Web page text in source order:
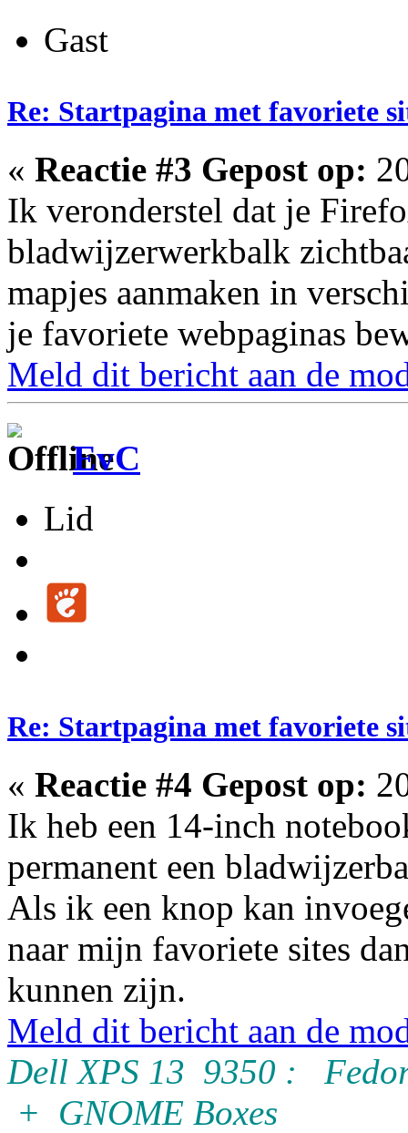
Gast
Re: Startpagina met favoriete
« Reactie #3 Gepost op:
Ik veronderstel dat je
bladwijzerwerkbalk
mapjes aanmaken in
je favoriete webpaginas
Meld dit bericht aan de
EvC
Lid
Re: Startpagina met favoriete
« Reactie #4 Gepost op:
Ik heb een 14-inch
permanent een
Als ik een knop kan
naar mijn favoriete sites
kunnen zijn.
Meld dit bericht aan de
Dell XPS 13 9350 :
+ GNOME Boxes